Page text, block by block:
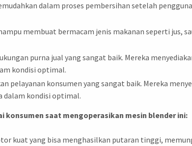
dalam proses pembersihan setelah
membuat bermacam jenis makanan seperti jus,
purna jual yang sangat baik. Mereka
kondisi optimal.
pelayanan konsumen yang sangat baik. Mereka
dalam kondisi optimal.
konsumen saat mengoperasikan mesin blender ini:
kuat yang bisa menghasilkan putaran tinggi,